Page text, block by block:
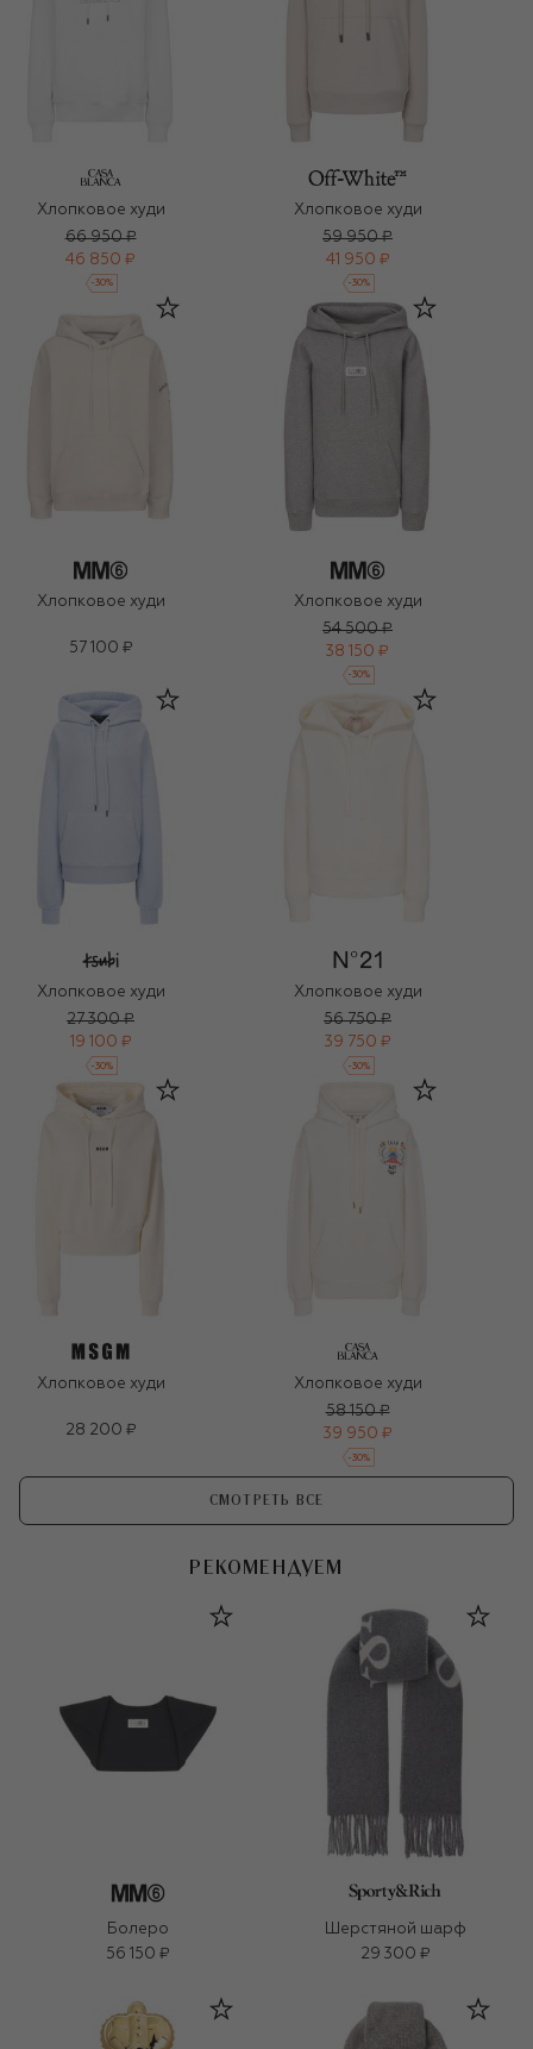
Хлопковое худи
66 950 ₽
46 850 ₽
-30%
Хлопковое худи
59 950 ₽
41 950 ₽
-30%
Хлопковое худи
57 100 ₽
Хлопковое худи
54 500 ₽
38 150 ₽
-30%
Хлопковое худи
27 300 ₽
19 100 ₽
-30%
Хлопковое худи
56 750 ₽
39 750 ₽
-30%
Хлопковое худи
28 200 ₽
Хлопковое худи
58 150 ₽
39 950 ₽
-30%
СМОТРЕТЬ ВСЕ
РЕКОМЕНДУЕМ
Болеро
56 150 ₽
Шерстяной шарф
29 300 ₽